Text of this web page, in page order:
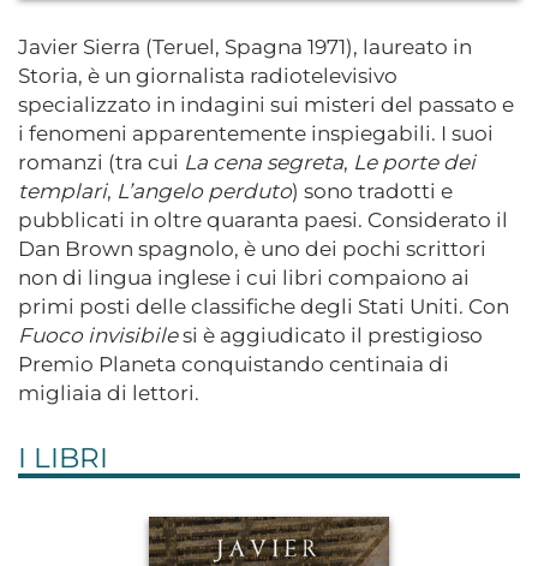
Javier Sierra (Teruel, Spagna 1971), laureato in
Storia, è un giornalista radiotelevisivo
specializzato in indagini sui misteri del passato e
i fenomeni apparentemente inspiegabili. I suoi
romanzi (tra cui La cena segreta, Le porte dei
templari, L’angelo perduto) sono tradotti e
pubblicati in oltre quaranta paesi. Considerato il
Dan Brown spagnolo, è uno dei pochi scrittori
non di lingua inglese i cui libri compaiono ai
primi posti delle classifiche degli Stati Uniti. Con
Fuoco invisibilesi è aggiudicato il prestigioso
Premio Planeta conquistando centinaia di
migliaia di lettori.
I LIBRI